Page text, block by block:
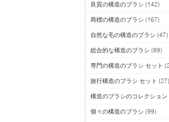
良質の構造のブラシ (142)
商標の構造のブラシ (167)
自然な毛の構造のブラシ (47)
総合的な構造のブラシ (89)
専門の構造のブラシ セット
旅行構造のブラシ セット (27)
構造のブラシのコレクション
個々の構造のブラシ (99)